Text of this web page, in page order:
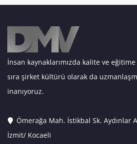
İnsan kaynaklarımızda kalite ve eğitime
sıra şirket kültürü olarak da
inanıyoruz.
Ömerağa Mah. İstikbal Sk. Aydınlar
İzmit/ Kocaeli